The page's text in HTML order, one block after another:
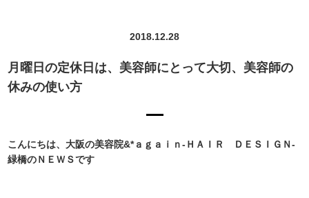
2018.12.28
月曜日の定休日は、美容師にとって大切、美容師の
休みの使い方
こんにちは、大阪の美容院&*ａｇａｉｎ-ＨＡＩＲ ＤＥＳＩＧＮ-
緑橋のＮＥＷＳです